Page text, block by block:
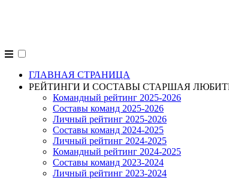
ГЛАВНАЯ СТРАНИЦА
РЕЙТИНГИ И СОСТАВЫ СТАРШАЯ
Командный рейтинг 2025-2026
Составы команд 2025-2026
Личный рейтинг 2025-2026
Составы команд 2024-2025
Личный рейтинг 2024-2025
Командный рейтинг 2024-2025
Составы команд 2023-2024
Личный рейтинг 2023-2024